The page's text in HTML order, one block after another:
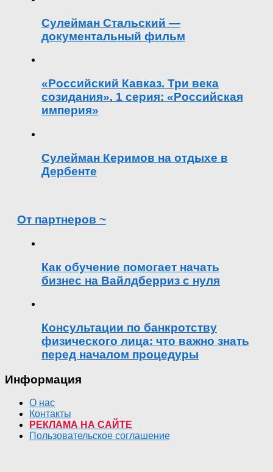
Сулейман Стальский —
документальный фильм
«Российский Кавказ. Три века
созидания». 1 серия: «Российская
империя»
Сулейман Керимов на отдыхе в
Дербенте
От партнеров ~
Как обучение помогает начать
бизнес на Вайлдберриз с нуля
Консультации по банкротству
физического лица: что важно знать
перед началом процедуры
Информация
О нас
Контакты
РЕКЛАМА НА САЙТЕ
Пользовательское соглашение